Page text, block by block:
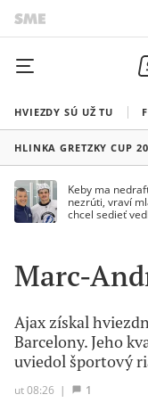
HVIEZDY SÚ UŽ TU
HLINKA GRETZKY CUP
Keby ma
nezrúti, vraví
chcel sedieť
Marc-
Ajax získal
Barcelony. Jeho
uviedol športový
ut 08:26 | 1